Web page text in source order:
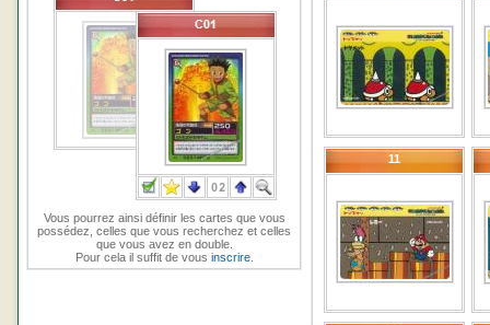
Vous pourrez ainsi définir les cartes que vous
possédez, celles que vous recherchez et celles
que vous avez en double.
Pour cela il suffit de vous inscrire.
11